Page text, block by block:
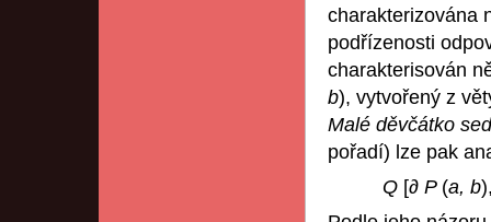
charakterizována
podřízenosti
charakterisován
b), vytvořený z
Malé děvčátko
pořadí) lze pak
Q [∂ P (a, b